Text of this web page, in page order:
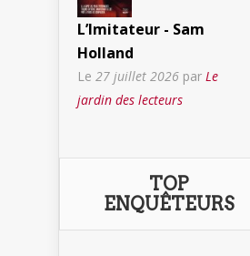
L’Imitateur - Sam
Holland
Le 27 juillet 2026 par Le
jardin des lecteurs
TOP
ENQUÊTEURS